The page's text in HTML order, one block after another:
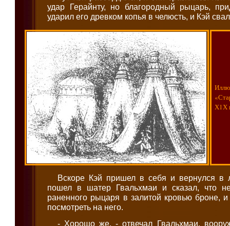
удар Герайнту, но благородный рыцарь,
ударил его древком копья в челюсть, и Кэй
Х1Х
Вскоре Кэй пришел в себя и вернулся в
пошел в шатер Гвальхмаи и сказал, что
раненного рыцаря в залитой кровью броне, и
посмотреть на него.
- Хорошо же, - отвечал Гвальхмаи,